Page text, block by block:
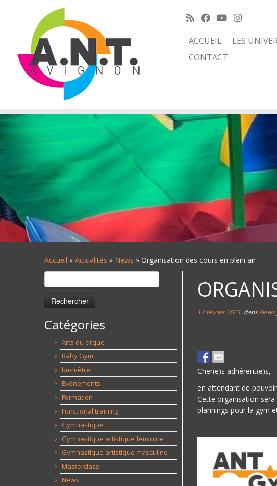
Passer
ACCUEIL LES
CONTACT
Accueil » Actualités » News » Organisation des cours en plein air
Rechercher :
Catégories
Arts du cirque
Baby Gym
bien-être
Evénements
Formation
Functional training
Gymnastique
Gymnastique artistique féminine
Gymnastique artistique masculine
Masterclass
News
17 février 2021 dansNews
Cher(e)s adhérent(e)s,
en attendant de
Cette organisation
plannings pour la gym